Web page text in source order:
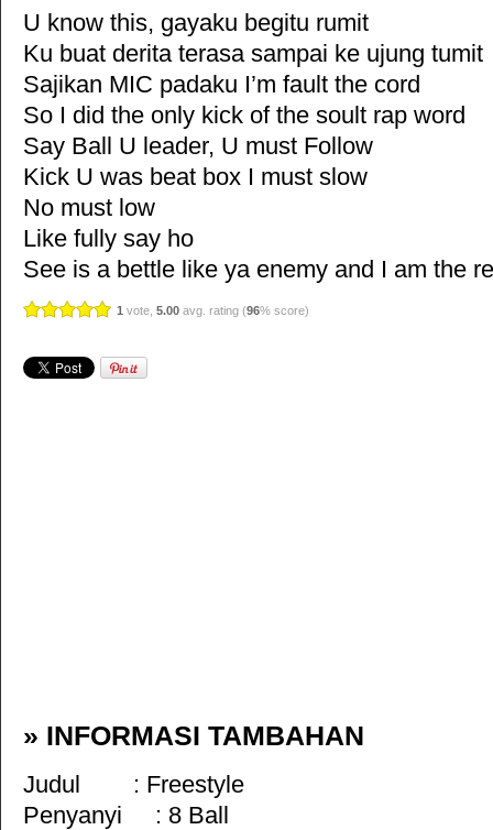
U know this, gayaku begitu rumit
Ku buat derita terasa sampai ke ujung tumit
Sajikan MIC padaku I’m fault the cord
So I did the only kick of the soult rap word
Say Ball U leader, U must Follow
Kick U was beat box I must slow
No must low
Like fully say ho
See is a bettle like ya enemy and I am
1 vote, 5.00 avg. rating (96% score)
» INFORMASI TAMBAHAN
Judul : Freestyle
Penyanyi : 8 Ball